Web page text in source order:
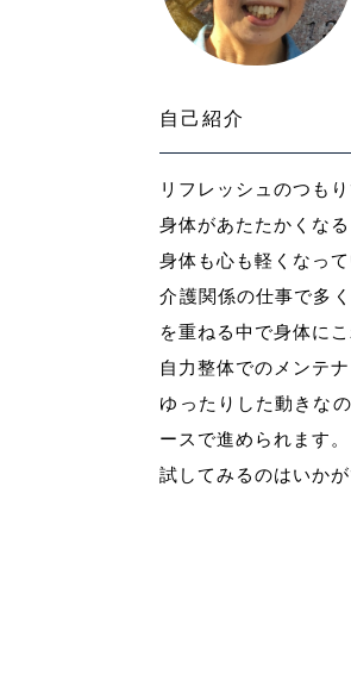
自己紹介
リフレッシュのつも
身体があたたかくな
身体も心も軽くなっ
介護関係の仕事で多
を重ねる中で身体に
自力整体でのメンテ
ゆったりした動きな
ースで進められます。
試してみるのはいか